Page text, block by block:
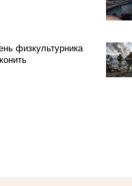
физкультурника